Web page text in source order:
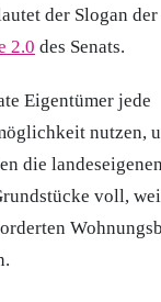
der Slogan
2.0 des Senats.
Eigentümer jede
nutzen,
die
voll,